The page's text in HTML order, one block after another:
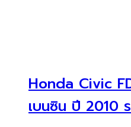
Honda Civic
เบนซิน ปี 2010